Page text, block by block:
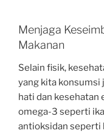
Menjaga
Makanan
Selain fisik,
yang kita konsumsi
hati dan kesehatan
omega-3 seperti
antioksidan seperti